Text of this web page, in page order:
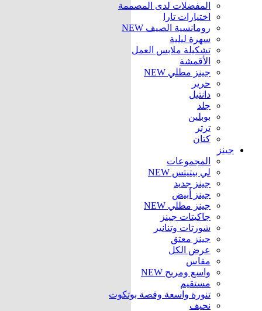
المفضلات لدى المصممة
اختيارات تارا
رومانسية الصيف NEW
سهرة ليلية
تشكيلة ملابس العمل
الأقمشة
جينز مطلي NEW
حرير
دانتيل
جلد
بوبلين
ترتر
كتان
جينز
المجموعات
لي بيتيتس NEW
جينز جديد
جينز أبيض
جينز مطلي NEW
جاكيتات جينز
شورتات وتنانير
جينز معتق
عرض الكل
مقاس
واسع ومريح NEW
مستقيم
تنورة واسعة وقصة بوتكوت
نحيف